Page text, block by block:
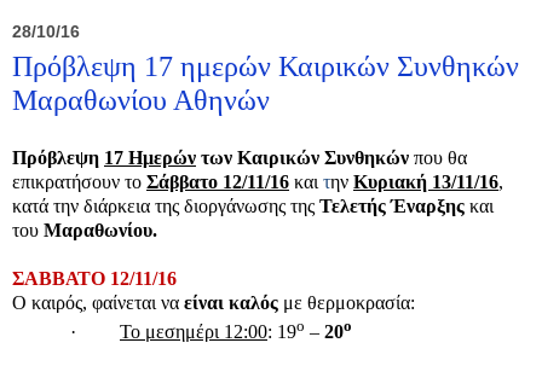
28/10/16
Πρόβλεψη 17 ημερών Καιρικών Συνθηκών
Μαραθωνίου Αθηνών
Πρόβλεψη 17 Ημερών των Καιρικών Συνθηκών που θα
επικρατήσουν το Σάββατο 12/11/16 και την Κυριακή 13/11/16,
κατά την διάρκεια της διοργάνωσης της Τελετής Έναρξης και
του Μαραθωνίου.
ΣΑΒΒΑΤΟ 12/11/16
Ο καιρός, φαίνεται να είναι καλός με θερμοκρασία:
·
Το μεσημέρι 12:00: 19ο – 20ο